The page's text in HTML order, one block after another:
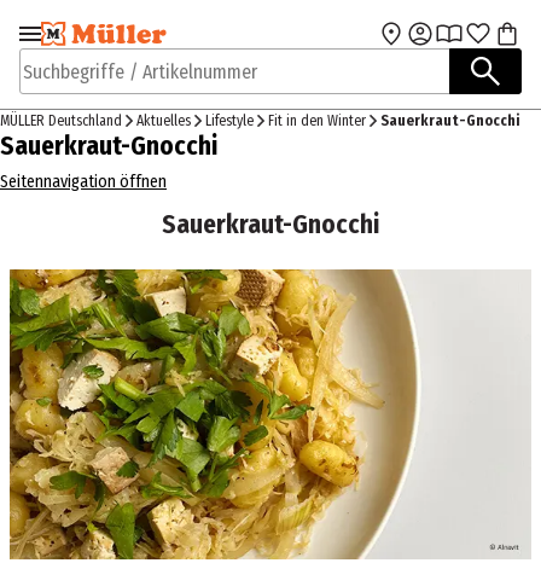
Zur Navigation
springen
Zum Hauptinhalt
Suchbegriffe / Artikelnummer
MÜLLER Deutschland Aktuelles Lifestyle Fit in den Winter Sauerkraut-Gnocchi
Sauerkraut-Gnocchi
Seitennavigation öffnen
Sauerkraut-Gnocchi